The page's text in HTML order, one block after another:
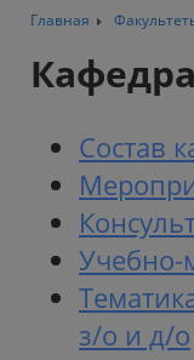
Главная
Состав
Учебно-
з/о и д/о